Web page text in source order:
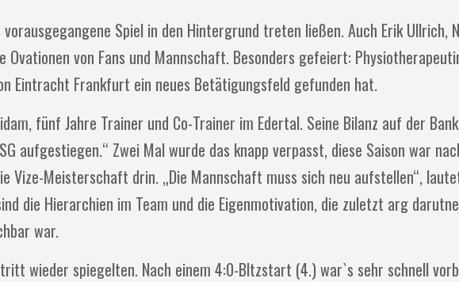
Spiel in den Hintergrund treten ließen. Auch Erik Ullrich,
Ovationen von Fans und Mannschaft. Besonders gefeiert:
Eintracht Frankfurt ein neues Betätigungsfeld gefunden hat.
fünf Jahre Trainer und Co-Trainer im Edertal. Seine Bilanz auf der
aufgestiegen.“ Zwei Mal wurde das knapp verpasst, diese Saison war
Vize-Meisterschaft drin. „Die Mannschaft muss sich neu aufstellen“,
die Hierarchien im Team und die Eigenmotivation, die zuletzt arg
war.
wieder spiegelten. Nach einem 4:0-Bltzstart (4.) war`s sehr schnell